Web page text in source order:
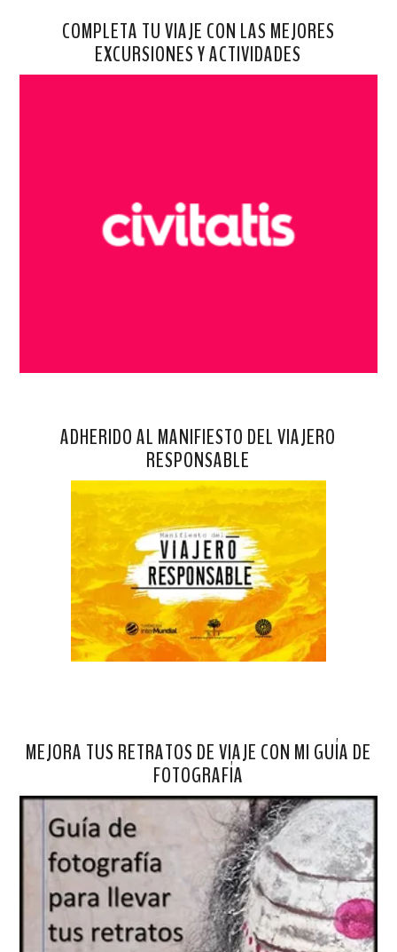
COMPLETA TU VIAJE CON LAS MEJORES
EXCURSIONES Y ACTIVIDADES
ADHERIDO AL MANIFIESTO DEL VIAJERO
RESPONSABLE
MEJORA TUS RETRATOS DE VIAJE CON MI GUÍA DE
FOTOGRAFÍA